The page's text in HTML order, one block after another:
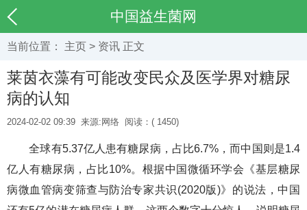
中国益生菌网
当前位置： 主页 > 资讯 正文
莱茵衣藻有可能改变民众及医学界对糖尿
病的认知
2024-02-02 09:39 来源:网络 阅读：( 1450)
全球有5.37亿人患有糖尿病，占比6.7%，而中国则是1.4
亿人有糖尿病，占比10%。根据中国微循环学会《基层糖尿
病微血管病变筛查与防治专家共识(2020版)》的说法，中国